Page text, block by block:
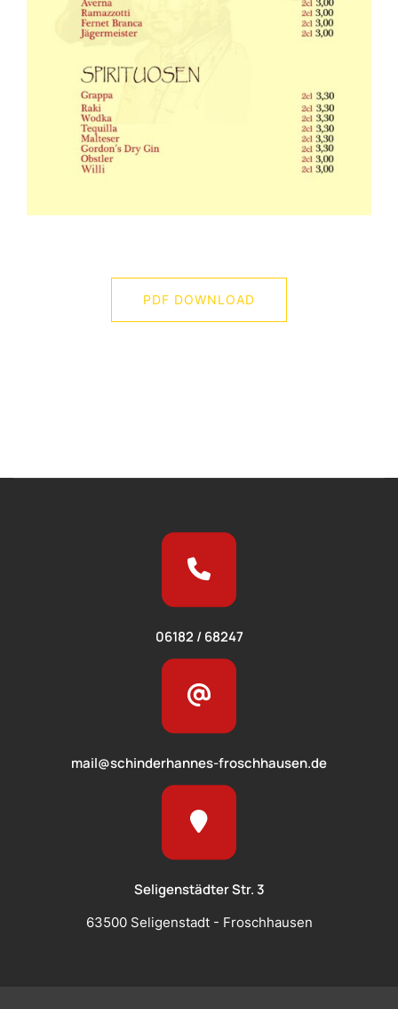
PDF DOWNLOAD
06182 / 68247
mail@schinderhannes-froschhausen.de
Seligenstädter Str. 3
63500 Seligenstadt - Froschhausen